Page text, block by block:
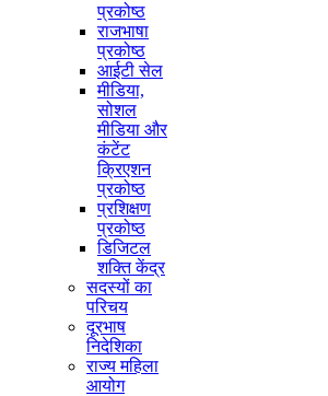
प्रकोष्ठ
राजभाषा
प्रकोष्ठ
आईटी सेल
मीडिया,
सोशल
मीडिया और
कंटेंट
क्रिएशन
प्रकोष्ठ
प्रशिक्षण
प्रकोष्ठ
डिजिटल
शक्ति केंद्र
सदस्यों का
परिचय
दूरभाष
निदेशिका
राज्य महिला
आयोग